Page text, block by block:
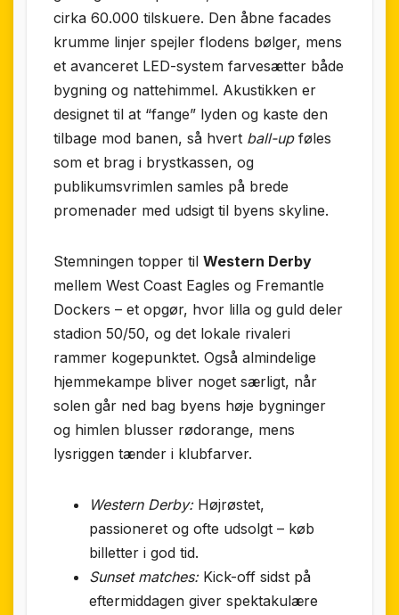
cirka 60.000 tilskuere. Den åbne facades
krumme linjer spejler flodens bølger, mens
et avanceret LED-system farvesætter både
bygning og nattehimmel. Akustikken er
designet til at “fange” lyden og kaste den
tilbage mod banen, så hvert ball-upføles
som et brag i brystkassen, og
publikumsvrimlen samles på brede
promenader med udsigt til byens skyline.
Stemningen topper til Western Derby
mellem West Coast Eagles og Fremantle
Dockers – et opgør, hvor lilla og guld deler
stadion 50/50, og det lokale rivaleri
rammer kogepunktet. Også almindelige
hjemmekampe bliver noget særligt, når
solen går ned bag byens høje bygninger
og himlen blusser rødorange, mens
lysriggen tænder i klubfarver.
Western Derby:Højrøstet,
passioneret og ofte udsolgt – køb
billetter i god tid.
Sunset matches:Kick-off sidst på
eftermiddagen giver spektakulære